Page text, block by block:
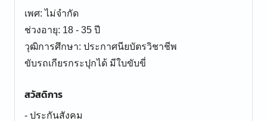
เพศ: ไม่จำกัด
ช่วงอายุ: 18 - 35 ปี
วุฒิการศึกษา: ประกาศนียบัตรวิชาชีพ
ขับรถเกียรกระปุกได้ มีใบขับขี่
สวัสดิการ
- ประกันสังคม